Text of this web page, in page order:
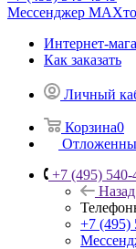
Мессенджер МАХ
Интернет-
Как заказать
Личный
Корзина0
+7 (495) 540-
Назад
+7 (495)